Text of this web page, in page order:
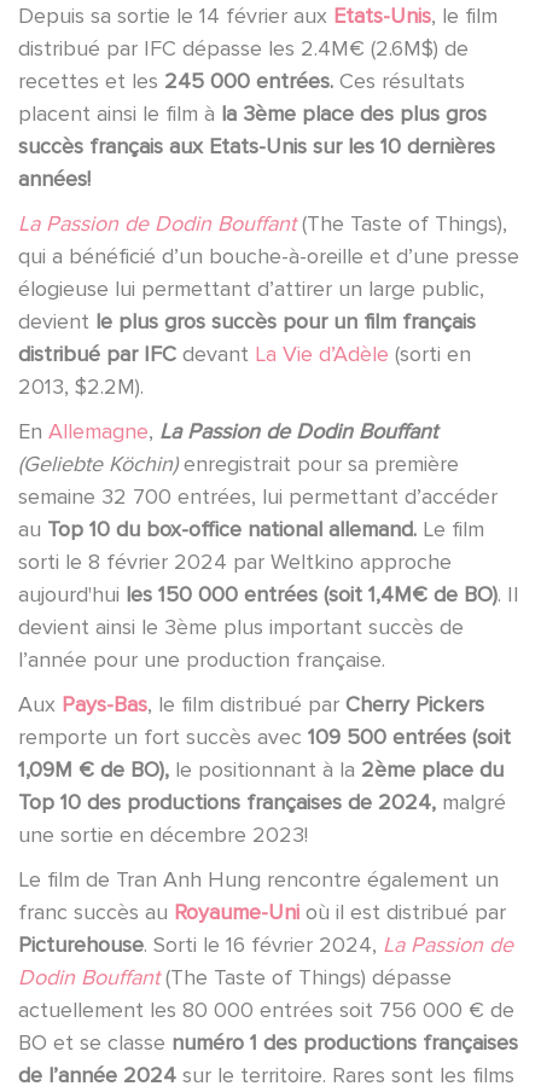
Depuis sa sortie le 14 février aux Etats-Unis, le film
distribué par IFC dépasse les 2.4M€ (2.6M$) de
recettes et les 245 000 entrées. Ces résultats
placent ainsi le film à la 3ème place des plus gros
succès français aux Etats-Unis sur les 10 dernières
années!
La Passion de Dodin Bouffant(The Taste of Things),
qui a bénéficié d’un bouche-à-oreille et d’une presse
élogieuse lui permettant d’attirer un large public,
devient le plus gros succès pour un film français
distribué par IFC devant La Vie d’Adèle (sorti en
2013, $2.2M).
En Allemagne, La Passion de Dodin Bouffant
(Geliebte Köchin)enregistrait pour sa première
semaine 32 700 entrées, lui permettant d’accéder
au Top 10 du box-office national allemand. Le film
sorti le 8 février 2024 par Weltkino approche
aujourd'hui les 150 000 entrées (soit 1,4M€ de BO). Il
devient ainsi le 3ème plus important succès de
l’année pour une production française.
Aux Pays-Bas, le film distribué par Cherry Pickers
remporte un fort succès avec 109 500 entrées (soit
1,09M € de BO), le positionnant à la 2ème place du
Top 10 des productions françaises de 2024, malgré
une sortie en décembre 2023!
Le film de Tran Anh Hung rencontre également un
franc succès au Royaume-Uni où il est distribué par
Picturehouse. Sorti le 16 février 2024, La Passion de
Dodin Bouffant(The Taste of Things) dépasse
actuellement les 80 000 entrées soit 756 000 € de
BO et se classe numéro 1 des productions françaises
de l’année 2024 sur le territoire. Rares sont les films